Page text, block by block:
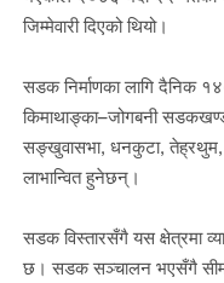
जिम्मेवारी दिएको थियो।
सडक निर्माणका लागि दैनिक
किमाथाङ्का–जोगबनी
सङ्खुवासभा, धनकुटा, तेह्रथुम,
लाभान्वित हुनेछन्।
सडक विस्तारसँगै यस क्षेत्रमा
छ। सडक सञ्चालन भएसँगै